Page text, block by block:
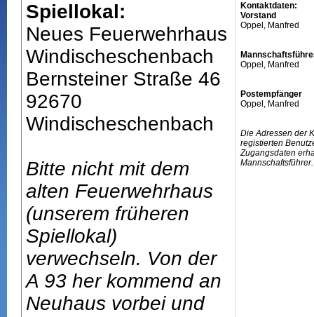
Spiellokal:
Neues Feuerwehrhaus
Windischeschenbach
Bernsteiner Straße 46
92670
Windischeschenbach
Bitte nicht mit dem
alten Feuerwehrhaus
(unserem früheren
Spiellokal)
verwechseln. Von der
A 93 her kommend an
Neuhaus vorbei und
Kontaktdaten:
Vorstand
Oppel, Manfred
Oppel, Manfred
Postempfänger
Oppel, Manfred
Die Adressen der
registierten
Zugangsdaten
Mannschaftsführer.